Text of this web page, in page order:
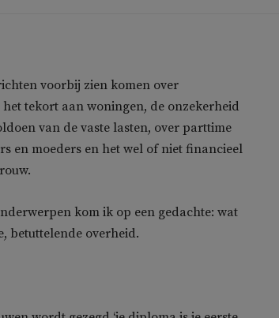
voorbij zien komen over
tekort aan woningen, de onzekerheid
van de vaste lasten, over parttime
en moeders en het wel of niet financieel
kom ik op een gedachte: wat
betuttelende overheid.